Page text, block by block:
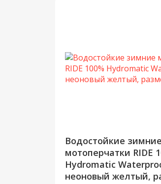
Водостойкие зимние
мотоперчатки RIDE
Hydromatic
неоновый желтый,